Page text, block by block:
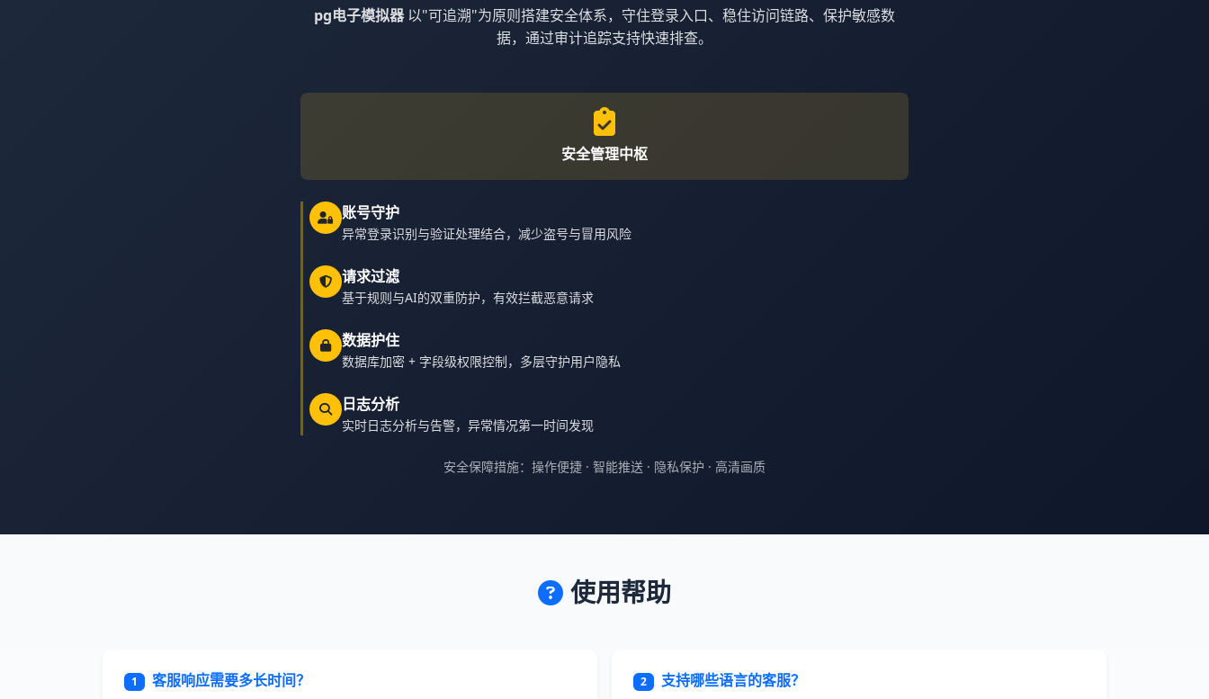
pg电子模拟器以"可追溯"为原则搭建安全体系，守住登录入口、稳住访问链路、保护敏感数
据，通过审计追踪支持快速排查。
安全管理中枢
账号守护
异常登录识别与验证处理结合，减少盗号与冒用风险
请求过滤
基于规则与AI的双重防护，有效拦截恶意请求
数据护住
数据库加密 + 字段级权限控制，多层守护用户隐私
日志分析
实时日志分析与告警，异常情况第一时间发现
安全保障措施：操作便捷 · 智能推送 · 隐私保护 · 高清画质
使用帮助
1 客服响应需要多长时间？ 2 支持哪些语言的客服？